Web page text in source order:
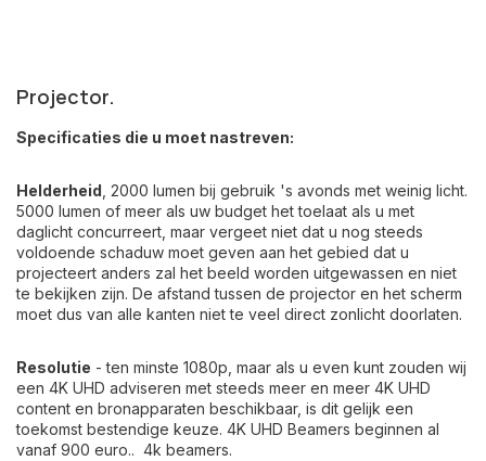
Projector.
Specificaties die u moet nastreven:
Helderheid , 2000 lumen bij gebruik 's avonds met weinig licht.
5000 lumen of meer als uw budget het toelaat als u met
daglicht concurreert, maar vergeet niet dat u nog steeds
voldoende schaduw moet geven aan het gebied dat u
projecteert anders zal het beeld worden uitgewassen en niet
te bekijken zijn. De afstand tussen de projector en het scherm
moet dus van alle kanten niet te veel direct zonlicht doorlaten.
Resolutie - ten minste 1080p, maar als u even kunt zouden wij
een 4K UHD adviseren met steeds meer en meer 4K UHD
content en bronapparaten beschikbaar, is dit gelijk een
toekomst bestendige keuze. 4K UHD Beamers beginnen al
vanaf 900 euro.. 4k beamers.